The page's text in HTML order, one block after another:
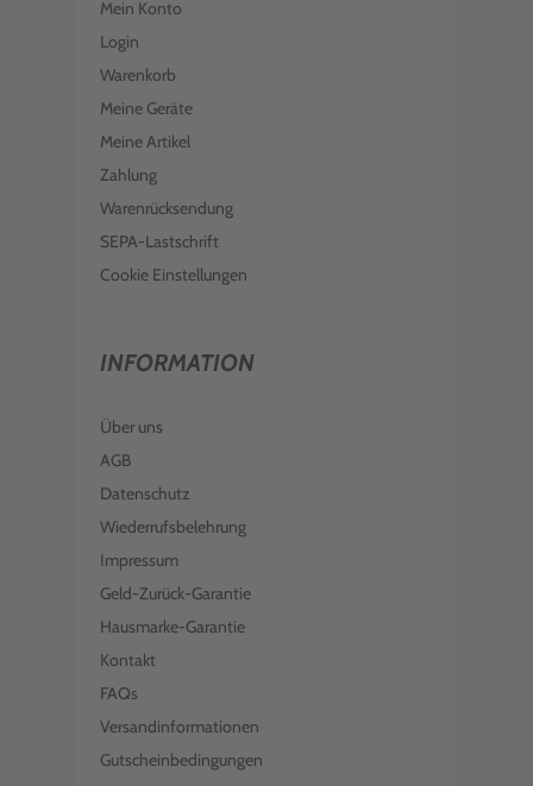
Mein Konto
Login
Warenkorb
Meine Geräte
Meine Artikel
Zahlung
Warenrücksendung
SEPA-Lastschrift
Cookie Einstellungen
INFORMATION
Über uns
AGB
Datenschutz
Wiederrufsbelehrung
Impressum
Geld-Zurück-Garantie
Hausmarke-Garantie
Kontakt
FAQs
Versandinformationen
Gutscheinbedingungen